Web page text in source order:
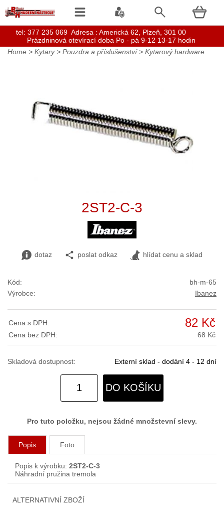
Home > Kytary> Pouzdra a příslušenství> Kytarový hardware
2ST2-C-3
dotaz poslat odkaz hlídat cenu a sklad
Kód:
bh-m-65
Výrobce:
Ibanez
Cena s DPH: 82 Kč
Cena bez DPH: 68 Kč
Skladová dostupnost: Externí sklad - dodání 4 - 12 dní
DO KOŠÍKU
Pro tuto položku, nejsou žádné množstevní slevy.
Popis Foto
Popis k výrobku: 2ST2-C-3
Náhradní pružina tremola
ALTERNATIVNÍ ZBOŽÍ
tel: 377 235 069 Adresa : Americká 62, Plzeň, 301 00
Prázdninová otevírací doba Po - pá 9-12 13-17 hodin